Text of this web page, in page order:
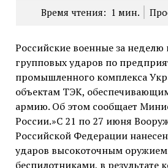
Время чтения: 1 мин.
Российские военные за неделю
групповых ударов по
промышленного комплекса
объектам ТЭК,
армию. Об этом сообщает
России.»С 21 по 27 июня
Российской Федерации
ударов высокоточным
беспилотниками, в результате